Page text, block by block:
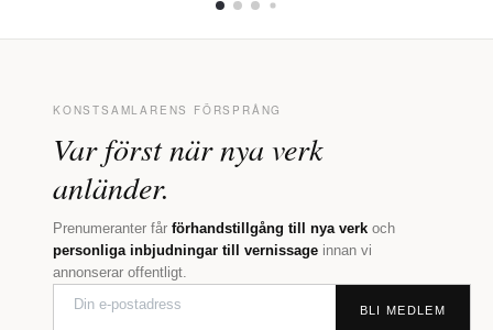
KONSTSAMLARENS FÖRSPRÅNG
Var först när nya verk
anländer.
Prenumeranter får förhandstillgång till nya verk och
personliga inbjudningar till vernissage innan vi
annonserar offentligt.
BLI MEDLEM